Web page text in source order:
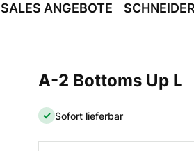
SALES ANGEBOTE
A-2 Bottoms Up L
Sofort lieferbar